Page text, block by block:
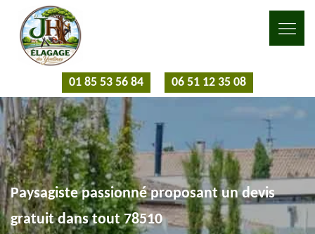
01 85 53 56 84 06 51 12 35 08
Paysagiste passionné proposant un devis
gratuit dans tout 78510